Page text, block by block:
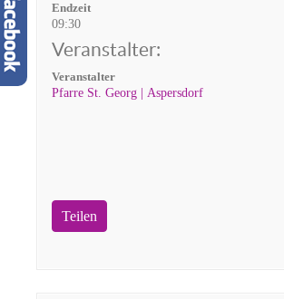
Endzeit
09:30
Veranstalter:
Veranstalter
Pfarre St. Georg | Aspersdorf
Teilen